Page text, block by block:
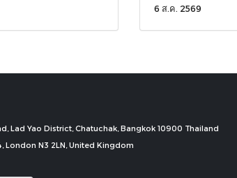
6 ส.ค. 2569
Lad Yao District, Chatuchak, Bangkok 10900 Thailand
London N3 2LN, United Kingdom